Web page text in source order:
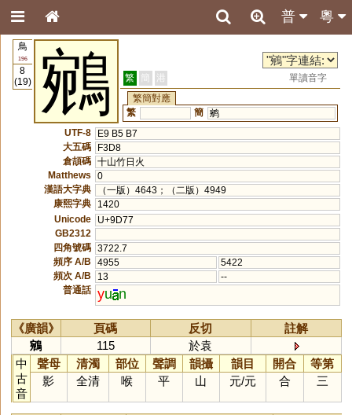
粵
普
鳥
196
8
(19)
鵷 繁 簡 港
單讀音字
繁簡對應
繁
簡 鹓
UTF-8
E9 B5 B7
大五碼
F3D8
倉頡碼 十山竹日火
Matthews
0
漢語大字典
（一版）4643；（二版）4949
康熙字典
1420
Unicode
U+9D77
GB2312
四角號碼 3722.7
頻序 A/B
4955
5422
頻次 A/B
13
--
普通話 yu n
《廣韻》 頁碼 反切
註解
鵷
115
於袁
中
古
音
聲母 清濁 部位 聲調 韻攝 韻目 開合
等第
影
全清 喉 平 山 元/元 合 三